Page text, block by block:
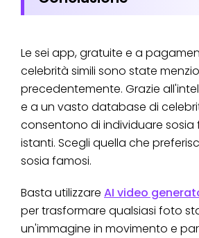
Le sei app, gratuite e a
celebrità simili sono state
precedentemente. Grazie
e a un vasto database di
consentono di individuare sosia
istanti. Scegli quella che
sosia famosi.
Basta utilizzare AI video
per trasformare qualsiasi foto
un'immagine in movimento e